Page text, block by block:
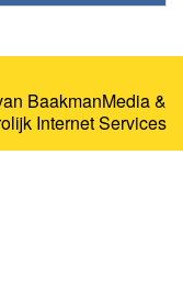
BaakmanMedia&
Internet Services